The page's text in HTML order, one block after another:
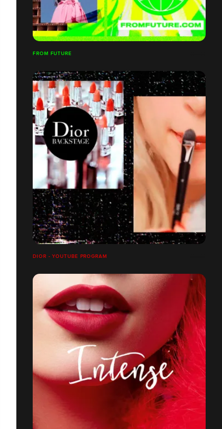
FROM FUTURE
DIOR - YOUTUBE PROGRAM